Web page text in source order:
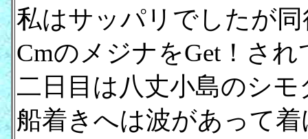
私はサッパリでしたが
CmのメジナをGet！さ
二日目は八丈小島のシ
船着きへは波があって